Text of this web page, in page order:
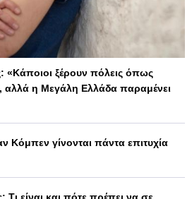
ξέρουν πόλεις όπως
αλλά η Μεγάλη Ελλάδα παραμένει
Κόμπεν γίνονται πάντα επιτυχία
Τι είναι και πότε πρέπει να σε